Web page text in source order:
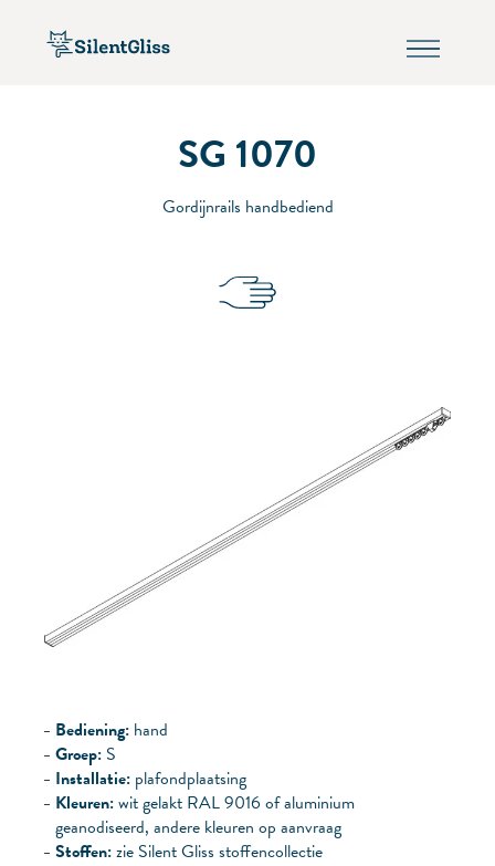
SG 1070
Gordijnrails handbediend
Bediening: hand
Groep: S
Installatie: plafondplaatsing
Kleuren:wit gelakt RAL 9016 of aluminium
geanodiseerd, andere kleuren op aanvraag
Stoffen:zie Silent Gliss stoffencollectie